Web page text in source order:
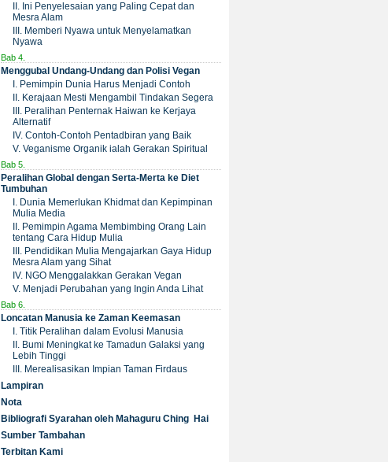
II. Ini Penyelesaian yang Paling Cepat dan
Mesra Alam
III. Memberi Nyawa untuk Menyelamatkan
Nyawa
Bab 4.
Menggubal Undang-Undang dan Polisi Vegan
I. Pemimpin Dunia Harus Menjadi Contoh
II. Kerajaan Mesti Mengambil Tindakan Segera
III. Peralihan Penternak Haiwan ke Kerjaya
Alternatif
IV. Contoh-Contoh Pentadbiran yang Baik
V. Veganisme Organik ialah Gerakan Spiritual
Bab 5.
Peralihan Global dengan Serta-Merta ke Diet
Tumbuhan
I. Dunia Memerlukan Khidmat dan Kepimpinan
Mulia Media
II. Pemimpin Agama Membimbing Orang Lain
tentang Cara Hidup Mulia
III. Pendidikan Mulia Mengajarkan Gaya Hidup
Mesra Alam yang Sihat
IV. NGO Menggalakkan Gerakan Vegan
V. Menjadi Perubahan yang Ingin Anda Lihat
Bab 6.
Loncatan Manusia ke Zaman Keemasan
I. Titik Peralihan dalam Evolusi Manusia
II. Bumi Meningkat ke Tamadun Galaksi yang
Lebih Tinggi
III. Merealisasikan Impian Taman Firdaus
Lampiran
Nota
Bibliografi Syarahan oleh Mahaguru Ching Hai
Sumber Tambahan
Terbitan Kami